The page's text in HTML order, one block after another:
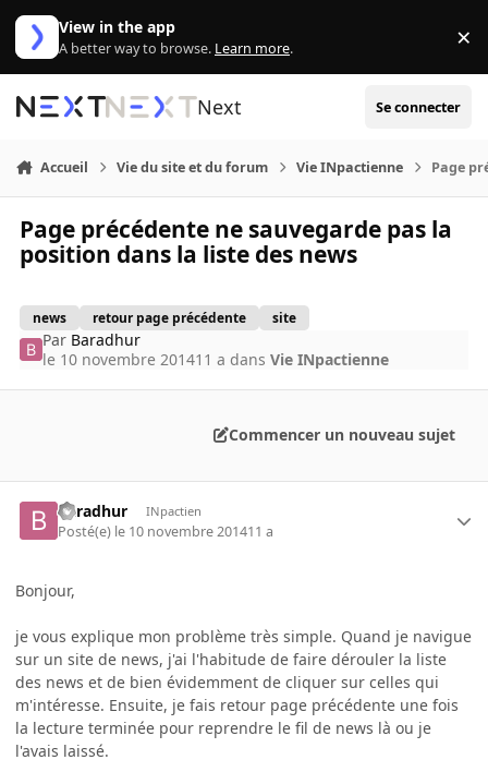
Aller au contenu
View in the app
A better way to browse. Learn more. ×
Next Se connecter
Accueil Vie du site et du forum Vie INpactienne Page
Page précédente ne sauvegarde pas la
position dans la liste des news
news retour page précédente site
Par Baradhur
le 10 novembre 201411 a dansVie INpactienne
Commencer un nouveau sujet
Baradhur INpactien
Posté(e) le 10 novembre 201411 a
Bonjour,
je vous explique mon problème très simple. Quand je navigue
sur un site de news, j'ai l'habitude de faire dérouler la liste
des news et de bien évidemment de cliquer sur celles qui
m'intéresse. Ensuite, je fais retour page précédente une fois
la lecture terminée pour reprendre le fil de news là ou je
l'avais laissé.